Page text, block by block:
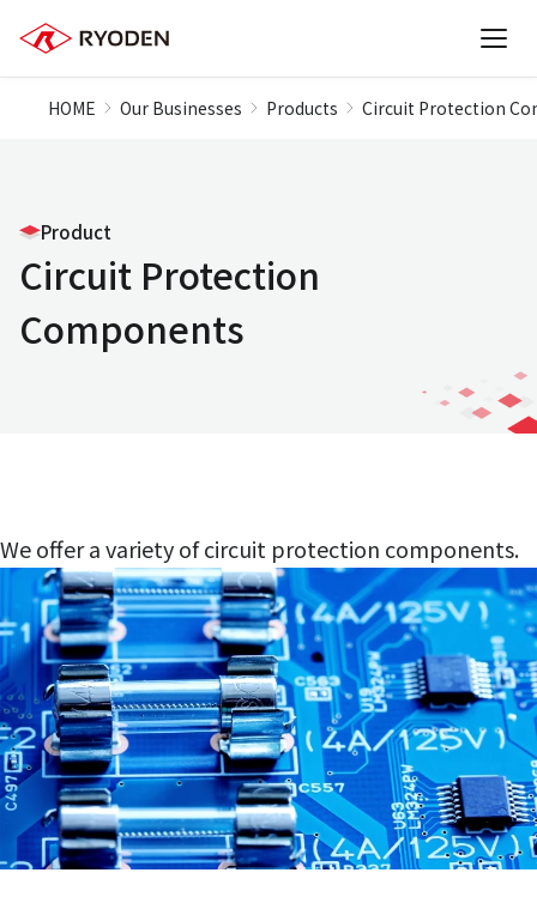
HOME Our Businesses Products Circuit Protection
Product
Circuit Protection
Components
We offer a variety of circuit protection components.